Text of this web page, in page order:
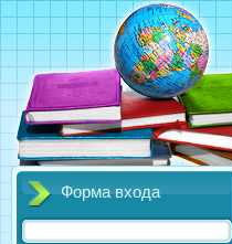
Форма входа